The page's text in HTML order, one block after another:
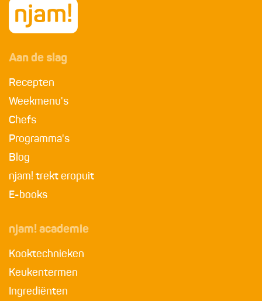
Aan de slag
Recepten
Weekmenu's
Chefs
Programma's
Blog
njam! trekt eropuit
E-books
njam! academie
Kooktechnieken
Keukentermen
Ingrediënten